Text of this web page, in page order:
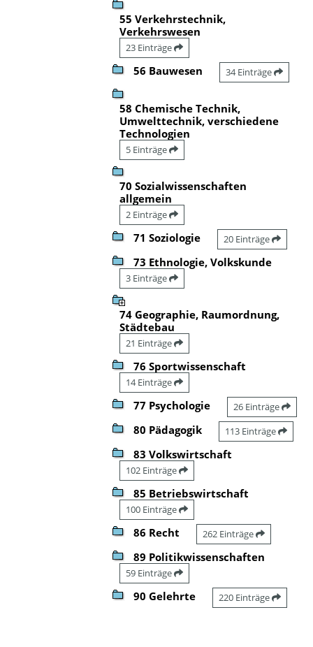
55 Verkehrstechnik,
Verkehrswesen
23 Einträge
56 Bauwesen 34 Einträge
58 Chemische Technik,
Umwelttechnik, verschiedene
Technologien
5 Einträge
70 Sozialwissenschaften
allgemein
2 Einträge
71 Soziologie 20 Einträge
73 Ethnologie, Volkskunde
3 Einträge
74 Geographie, Raumordnung,
Städtebau
21 Einträge
76 Sportwissenschaft
14 Einträge
77 Psychologie 26 Einträge
80 Pädagogik 113 Einträge
83 Volkswirtschaft
102 Einträge
85 Betriebswirtschaft
100 Einträge
86 Recht 262 Einträge
89 Politikwissenschaften
59 Einträge
90 Gelehrte 220 Einträge